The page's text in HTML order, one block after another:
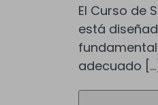
El Curso de
está
adecuado